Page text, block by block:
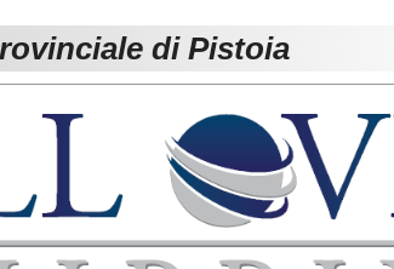
di Pistoia